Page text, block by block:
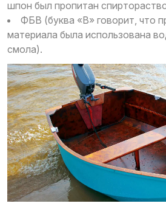
шпон был пропитан
ФБВ (буква «В» говорит, что
материала была использована
смола).